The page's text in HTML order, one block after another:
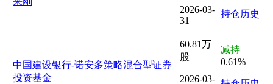
2026-03-
31
持仓历史
中国建设银行-诺安多策略混合型证券
投资基金
60.81万
股
2026-03-
减持
0.61%